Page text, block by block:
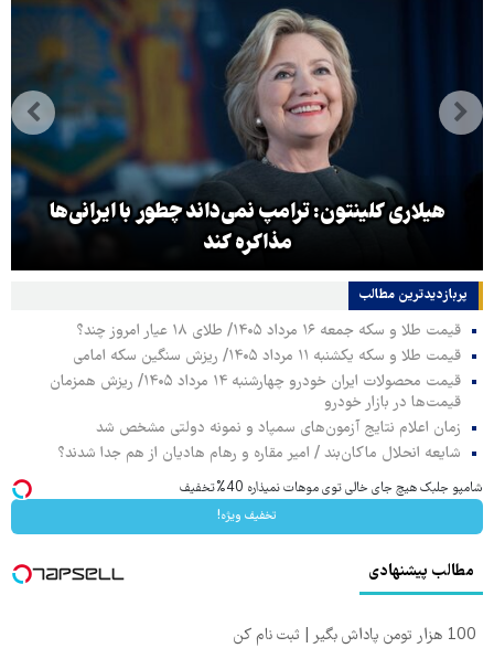
هیلاری کلینتون: ترامپ نمی‌داند چطور با ایرانی‌ها
مذاکره کند
پربازدیدترین‌ مطالب
قیمت طلا و سکه جمعه ۱۶ مرداد ۱۴۰۵/ طلای ۱۸ عیار امروز چند؟
قیمت طلا و سکه یکشنبه ۱۱ مرداد ۱۴۰۵/ ریزش سنگین سکه امامی
قیمت محصولات ایران خودرو چهارشنبه ۱۴ مرداد ۱۴۰۵/ ریزش همزمان
قیمت‌ها در بازار خودرو
زمان اعلام نتایج آزمون‌های سمپاد و نمونه دولتی مشخص شد
شایعه انحلال ماکان‌بند / امیر مقاره و رهام هادیان از هم جدا شدند؟
شامپو جلبک هیچ جای خالی توی موهات نمیذاره 40%تخفیف
تخفیف ویژه!
مطالب پیشنهادی
100 هزار تومن پاداش بگیر | ثبت نام کن